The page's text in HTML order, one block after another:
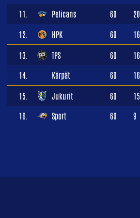
11. Pelicans 60 20
12. HPK 60 16
13. TPS 60 16
14. Kärpät 60 16
15. Jukurit 60 15
16. Sport 60 9